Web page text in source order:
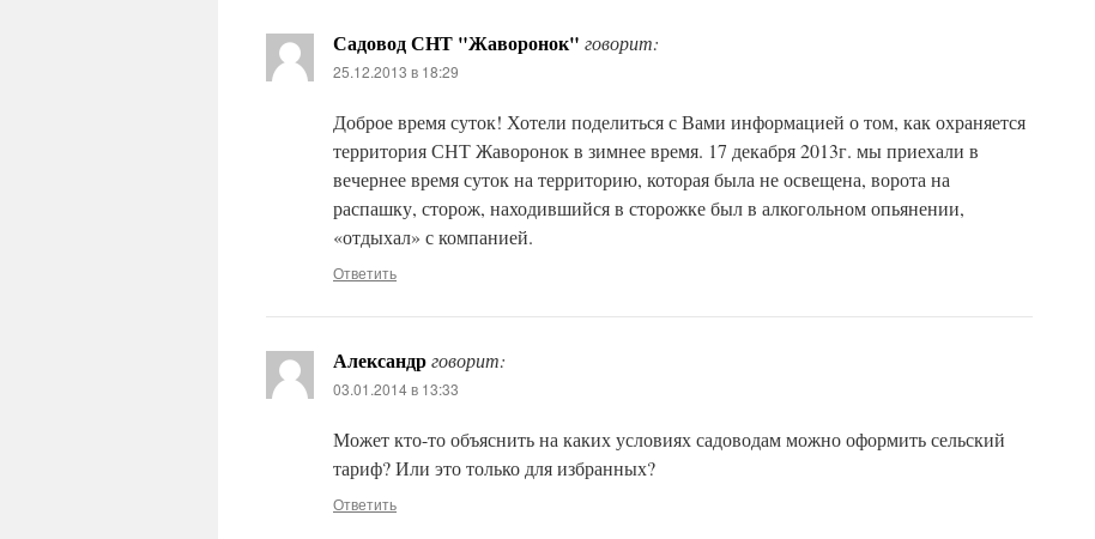
Садовод СНТ "Жаворонок" говорит:
25.12.2013 в 18:29
Доброе время суток! Хотели поделиться с Вами информацией о том, как охраняется
территория СНТ Жаворонок в зимнее время. 17 декабря 2013г. мы приехали в
вечернее время суток на территорию, которая была не освещена, ворота на
распашку, сторож, находившийся в сторожке был в алкогольном опьянении,
«отдыхал» с компанией.
Ответить
Александрговорит:
03.01.2014 в 13:33
Может кто-то объяснить на каких условиях садоводам можно оформить сельский
тариф? Или это только для избранных?
Ответить